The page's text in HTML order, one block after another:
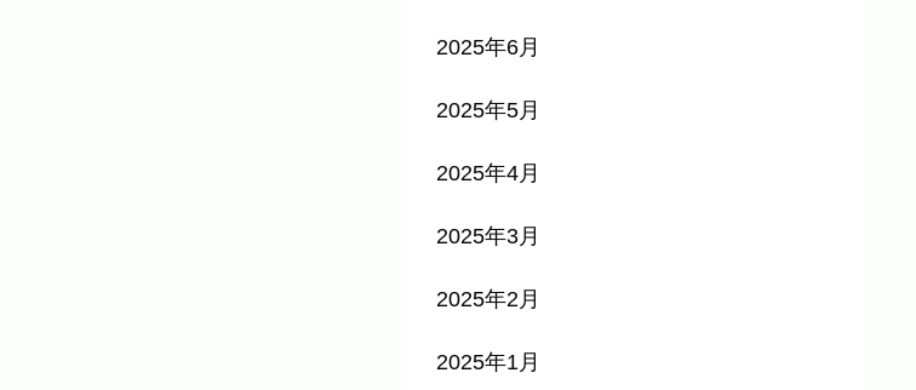
2025年6月
2025年5月
2025年4月
2025年3月
2025年2月
2025年1月